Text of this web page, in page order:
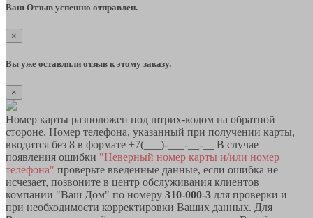
Ваш Отзыв успешно отправлен.
×
Вы уже оставляли отзыв к этому заказу.
×
Номер карты разположен под штрих-кодом на обратной
стороне. Номер телефона, указанный при получении карты,
вводится без 8 в формате +7(___)-___-__-__ В случае
появления ошибки "Неверный номер карты и/или номер
телефона" проверьте введенные данные, если ошибка не
исчезает, позвоните в центр обслуживания клиентов
компании "Ваш Дом" по номеру 310-000-3 для проверки и
при необходимости корректировки Ваших данных. Для